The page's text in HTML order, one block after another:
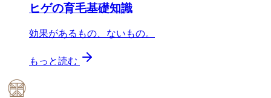
ヒゲの育毛基礎知識
効果があるもの、ないもの。
もっと読む